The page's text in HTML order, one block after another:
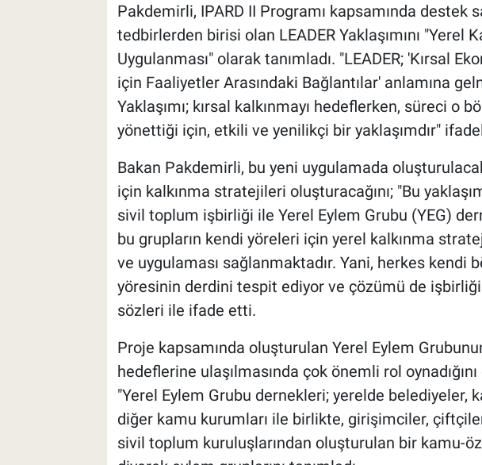
Pakdemirli, IPARD II Programı kapsamında destek
tedbirlerden birisi olan LEADER Yaklaşımını "Yerel
Uygulanması" olarak tanımladı. "LEADER; 'Kırsal
için Faaliyetler Arasındaki Bağlantılar' anlamına
Yaklaşımı; kırsal kalkınmayı hedeflerken, süreci o
yönettiği için, etkili ve yenilikçi bir yaklaşımdır"
Bakan Pakdemirli, bu yeni uygulamada
için kalkınma stratejileri oluşturacağını; "Bu
sivil toplum işbirliği ile Yerel Eylem Grubu (YEG)
bu grupların kendi yöreleri için yerel kalkınma
ve uygulaması sağlanmaktadır. Yani, herkes kendi
yöresinin derdini tespit ediyor ve çözümü de
sözleri ile ifade etti.
Proje kapsamında oluşturulan Yerel Eylem
hedeflerine ulaşılmasında çok önemli rol
"Yerel Eylem Grubu dernekleri; yerelde belediyeler,
diğer kamu kurumları ile birlikte, girişimciler,
sivil toplum kuruluşlarından oluşturulan bir kamu-